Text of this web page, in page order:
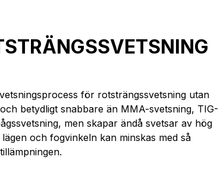
för rotsträngssvetsning utan
betydligt snabbare än MMA-svetsning, TIG-
men skapar ändå svetsar av hög
och fogvinkeln kan minskas med så